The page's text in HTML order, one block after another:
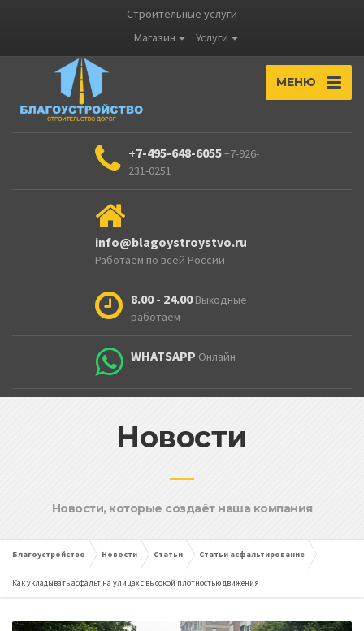
Строительные услуги
Магазин
Услуги
МЕНЮ
+7-495-648-6055+7-926-
231-0251
info@blagoystroystvo.ru
Работаем по всей России
8.00 - 24.00 Выходные
работаем
WHATSAPP Онлайн
Новости
Новости, которые создаёт наша компания
Благоустройство Новости Статьи Статьи асфальтирование
Как укладывать асфальт на улицах с высокой плотностью движения